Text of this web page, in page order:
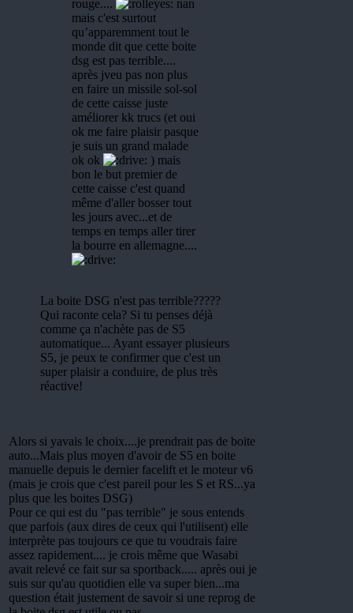
rouge....
nan
mais c'est surtout
qu’apparemment tout le
monde dit que cette boite
dsg est pas terrible....
après jveu pas non plus
en faire un missile sol-sol
de cette caisse juste
améliorer kk trucs (et oui
ok me faire plaisir pasque
je suis un grand malade
ok ok
) mais
bon le but premier de
cette caisse c'est quand
même d'aller bosser tout
les jours avec...et de
temps en temps aller tirer
la bourre en allemagne....
La boite DSG n'est pas terrible?????
Qui raconte cela? Si tu penses déjà
comme ça n'achète pas de S5
automatique... Ayant essayer plusieurs
S5, je peux te confirmer que c'est un
super plaisir a conduire, de plus très
réactive!
Alors si yavais le choix....je prendrait pas de boite
auto...Mais plus moyen d'avoir de S5 en boite
manuelle depuis le dernier facelift et le moteur v6
(mais je crois que c'est pareil pour les S et RS...ya
plus que les boites DSG)
Pour ce qui est du "pas terrible" je sous entends
que parfois (aux dires de ceux qui l'utilisent) elle
interprète pas toujours ce que tu voudrais faire
assez rapidement.... je crois même que Wasabi
avait relevé ce fait sur sa sportback..... après oui je
suis sur qu'au quotidien elle va super bien...ma
question était justement de savoir si une reprog de